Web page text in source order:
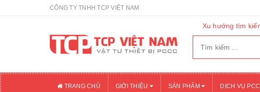
CÔNG TY TNHH TCP VIỆT NAM
Xu hướng tìm
TRANG CHỦ GIỚI THIỆU SẢN PHẨM DỊCH VỤ